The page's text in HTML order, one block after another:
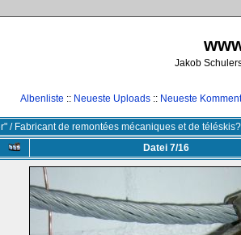
Jakob
Albenliste :: Neueste Uploads :: Neueste
/ Fabricant de remontées mécaniques et de téléskis?
Datei 7/16